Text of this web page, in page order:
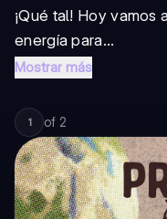
¡Qué tal! Hoy vamos
energía para...
Mostrar más
1 of 2